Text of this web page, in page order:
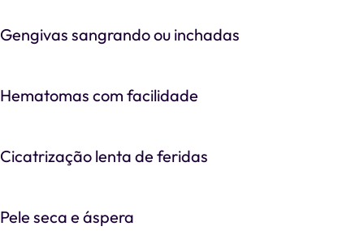
Gengivas sangrando ou inchadas
Hematomas com facilidade
Cicatrização lenta de feridas
Pele seca e áspera